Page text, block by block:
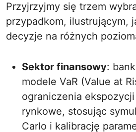
Przyjrzyjmy się trzem
przypadkom, ilustrującym,
decyzje na różnych
Sektor finansowy:
modele VaR (Value at
ograniczenia ekspozycji
rynkowe, stosując
Carlo i kalibrację